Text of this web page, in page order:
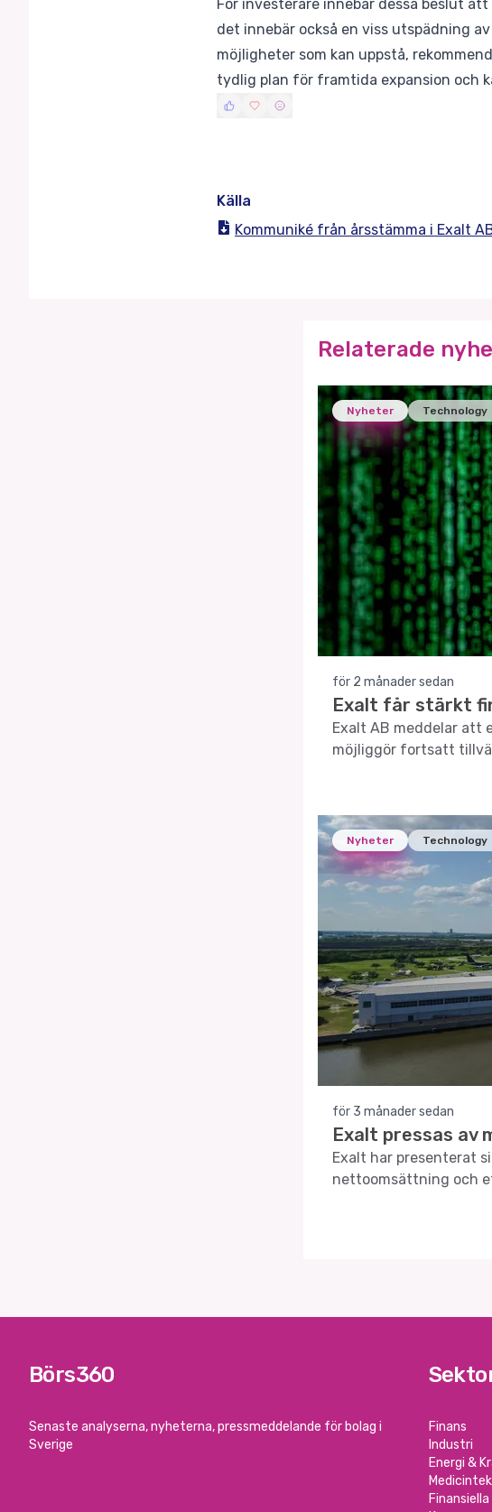
För investerare innebär dessa beslut
det innebär också en viss utspädning
möjligheter som kan uppstå,
tydlig plan för framtida expansion och
Källa
Kommuniké från årsstämma i Exalt
Relaterade
Nyheter Technology
för 2 månader sedan
Exalt får stärkt
Exalt AB meddelar att
möjliggör fortsatt
Nyheter Technology
för 3 månader sedan
Exalt pressas av
Exalt har presenterat
nettoomsättning och
Börs360
Senaste analyserna, nyheterna, pressmeddelande för bolag i
Sverige
Finans
Industri
Energi &